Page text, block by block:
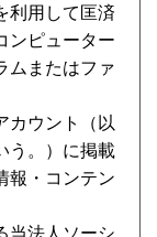
利用して匡済
ンピューター
ムまたはファ
カウント（以
う。）に掲載
報・コンテン
当法人ソーシ